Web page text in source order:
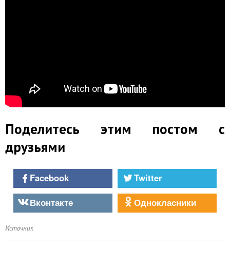
Поделитесь этим постом с
друзьями
Facebook
Twitter
Вконтакте
Однокласники
Источник